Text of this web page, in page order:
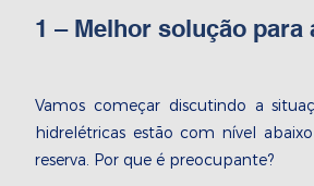
1 – Melhor solução
Vamos começar discutindo a
hidrelétricas estão com nível
reserva. Por que é preocupante?